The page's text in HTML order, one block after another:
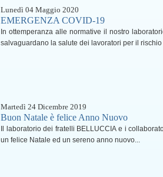
Lunedì 04 Maggio 2020
EMERGENZA COVID-19
In ottemperanza alle normative il nostro
salvaguardano la salute dei lavoratori per il rischio
Martedì 24 Dicembre 2019
Buon Natale è felice Anno Nuovo
Il laboratorio dei fratelli BELLUCCIA e i
un felice Natale ed un sereno anno nuovo...